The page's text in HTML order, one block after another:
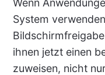
Wenn
System
ihnen jetzt einen
zuweisen, nicht